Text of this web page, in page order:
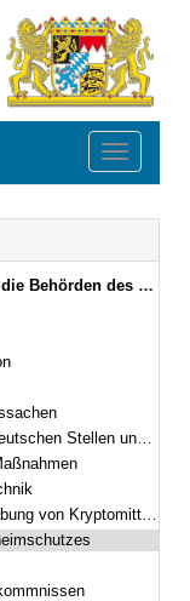
Toggle
9. Dezember 2025, Az. B II 2 – G 31/22-1 (BayMBl. Nr. 571 ; 2026 Nr. 16)
Stellen mit Sitz im Ausland
von Kryptomitteln